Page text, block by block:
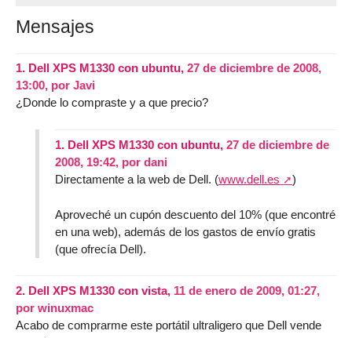
Mensajes
1. Dell XPS M1330 con ubuntu, 27 de diciembre de 2008,
13:00, por Javi
¿Donde lo compraste y a que precio?
1. Dell XPS M1330 con ubuntu, 27 de diciembre de
2008, 19:42, por dani
Directamente a la web de Dell. (www.dell.es )
Aproveché un cupón descuento del 10% (que encontré
en una web), además de los gastos de envío gratis
(que ofrecía Dell).
2. Dell XPS M1330 con vista, 11 de enero de 2009, 01:27,
por winuxmac
Acabo de comprarme este portátil ultraligero que Dell vende